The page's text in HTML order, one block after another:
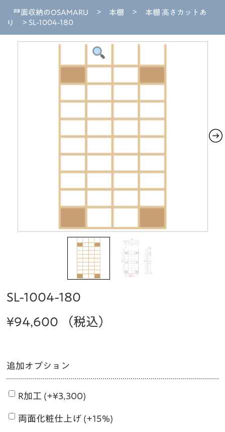
壁面収納のOSAMARU > 本棚 >
本棚 高さカットあ
り
> SL-1004-180
SL-1004-180
¥94,600 （税込）
追加オプション
R加工 (+¥3,300)
両面化粧仕上げ (+15%)